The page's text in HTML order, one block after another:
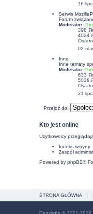
16
Serwis
Forum
Moderator:
398
4024
02
Inne
Inne tematy
Moderator:
633
5038
21
Przejdź do:
Kto jest online
Użytkownicy
Indeks witryny
Zespół
Powered by phpBB®
STRONA GŁÓWNA
Copyright © 2001-2010